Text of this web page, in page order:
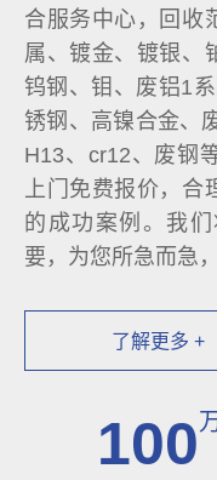
合服务中心，回收
属、镀金、镀银、
钨钢、钼、废铝1
锈钢、高镍合金、
H13、cr12、废钢
上门免费报价，合
的成功案例。我
要，为您所急而急
了解更多 +
100